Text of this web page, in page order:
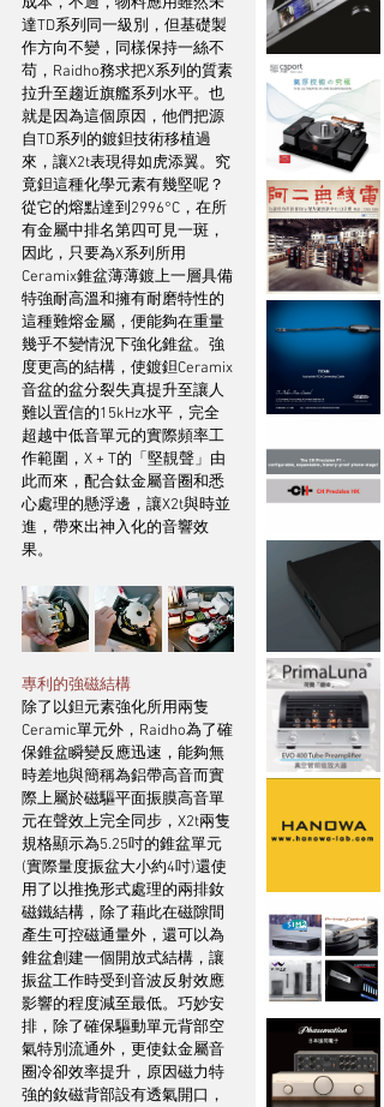
達TD系列同一級別，但基礎製
作方向不變，同樣保持一絲不
苟，Raidho務求把X系列的質素
拉升至趨近旗艦系列水平。也
就是因為這個原因，他們把源
自TD系列的鍍鉭技術移植過
來，讓X2t表現得如虎添翼。究
竟鉭這種化學元素有幾堅呢？
從它的熔點達到2996°C，在所
有金屬中排名第四可見一斑，
因此，只要為X系列所用
Ceramix錐盆薄薄鍍上一層具備
特強耐高溫和擁有耐磨特性的
這種難熔金屬，便能夠在重量
幾乎不變情況下強化錐盆。強
度更高的結構，使鍍鉭Ceramix
音盆的盆分裂失真提升至讓人
難以置信的15kHz水平，完全
超越中低音單元的實際頻率工
作範圍，X + T的「堅靚聲」由
此而來，配合鈦金屬音圈和悉
心處理的懸浮邊，讓X2t與時並
進，帶來出神入化的音響效
果。
專利的強磁結構
除了以鉭元素強化所用兩隻
Ceramic單元外，Raidho為了確
保錐盆瞬變反應迅速，能夠無
時差地與簡稱為鋁帶高音而實
際上屬於磁驅平面振膜高音單
元在聲效上完全同步，X2t兩隻
規格顯示為5.25吋的錐盆單元
(實際量度振盆大小約4吋)還使
用了以推挽形式處理的兩排釹
磁鐵結構，除了藉此在磁隙間
產生可控磁通量外，還可以為
錐盆創建一個開放式結構，讓
振盆工作時受到音波反射效應
影響的程度減至最低。巧妙安
排，除了確保驅動單元背部空
氣特別流通外，更使鈦金屬音
圈冷卻效率提升，原因磁力特
強的釹磁背部設有透氣開口，